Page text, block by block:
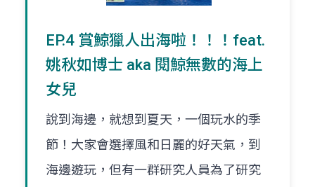
EP.4 賞鯨獵人出海啦！！！feat.
姚秋如博士 aka 閱鯨無數的海上
女兒
說到海邊，就想到夏天，一個玩水的季
節！大家會選擇風和日麗的好天氣，到
海邊遊玩，但有一群研究人員為了研究